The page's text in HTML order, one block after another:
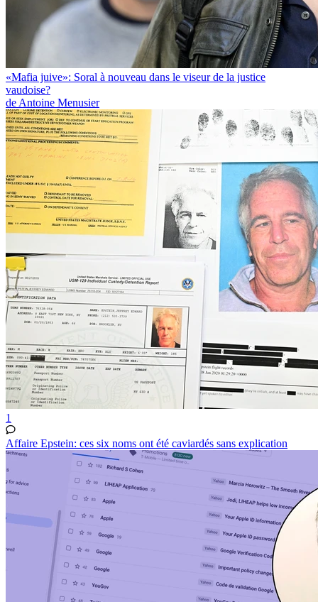
«Mafia juive»: Soral à nouveau dans le viseur de la justice
vaudoise?
de Antoine Menusier
1
Affaire Epstein: ces six noms ont été caviardés sans explication